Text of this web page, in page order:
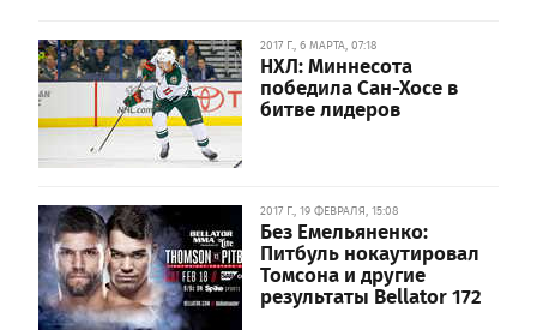
2017 Г., 6 МАРТА, 07:18
НХЛ: Миннесота
победила Сан-Хосе в
битве лидеров
2017 Г., 19 ФЕВРАЛЯ, 15:08
Без Емельяненко:
Питбуль нокаутировал
Томсона и другие
результаты Bellator 172